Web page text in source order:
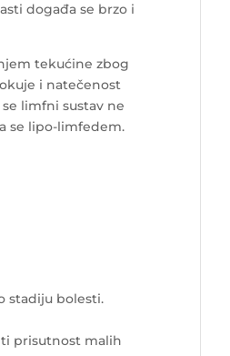
događa se brzo i
tekućine zbog
i natečenost
limfni sustav ne
se lipo-limfedem.
stadiju bolesti.
prisutnost malih